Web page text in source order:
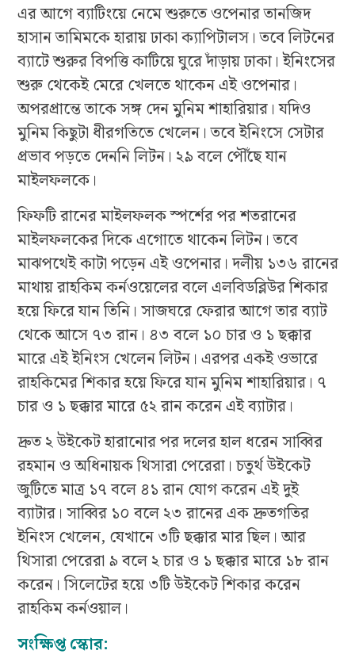
এর আগে ব্যাটিংয়ে নেমে শুরুতে ওপেনার তানজিদ
হাসান তামিমকে হারায় ঢাকা ক্যাপিটালস। তবে লিটনের
ব্যাটে শুরুর বিপত্তি কাটিয়ে ঘুরে দাঁড়ায় ঢাকা। ইনিংসের
শুরু থেকেই মেরে খেলতে থাকেন এই ওপেনার।
অপরপ্রান্তে তাকে সঙ্গ দেন মুনিম শাহারিয়ার। যদিও
মুনিম কিছুটা ধীরগতিতে খেলেন। তবে ইনিংসে সেটার
প্রভাব পড়তে দেননি লিটন। ২৯ বলে পৌঁছে যান
মাইলফলকে।
ফিফটি রানের মাইলফলক স্পর্শের পর শতরানের
মাইলফলকের দিকে এগোতে থাকেন লিটন। তবে
মাঝপথেই কাটা পড়েন এই ওপেনার। দলীয় ১৩৬ রানের
মাথায় রাহকিম কর্নওয়েলের বলে এলবিডব্লিউর শিকার
হয়ে ফিরে যান তিনি। সাজঘরে ফেরার আগে তার ব্যাট
থেকে আসে ৭৩ রান। ৪৩ বলে ১০ চার ও ১ ছক্কার
মারে এই ইনিংস খেলেন লিটন। এরপর একই ওভারে
রাহকিমের শিকার হয়ে ফিরে যান মুনিম শাহারিয়ার। ৭
চার ও ১ ছক্কার মারে ৫২ রান করেন এই ব্যাটার।
দ্রুত ২ উইকেট হারানোর পর দলের হাল ধরেন সাব্বির
রহমান ও অধিনায়ক থিসারা পেরেরা। চতুর্থ উইকেট
জুটিতে মাত্র ১৭ বলে ৪১ রান যোগ করেন এই দুই
ব্যাটার। সাব্বির ১০ বলে ২৩ রানের এক দ্রুতগতির
ইনিংস খেলেন, যেখানে ৩টি ছক্কার মার ছিল। আর
থিসারা পেরেরা ৯ বলে ২ চার ও ১ ছক্কার মারে ১৮ রান
করেন। সিলেটের হয়ে ৩টি উইকেট শিকার করেন
রাহকিম কর্নওয়াল।
সংক্ষিপ্ত স্কোর: